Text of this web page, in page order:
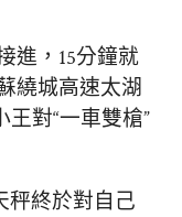
進，15分鐘就
繞城高速太湖
對“一車雙槍”
秤終於對自己